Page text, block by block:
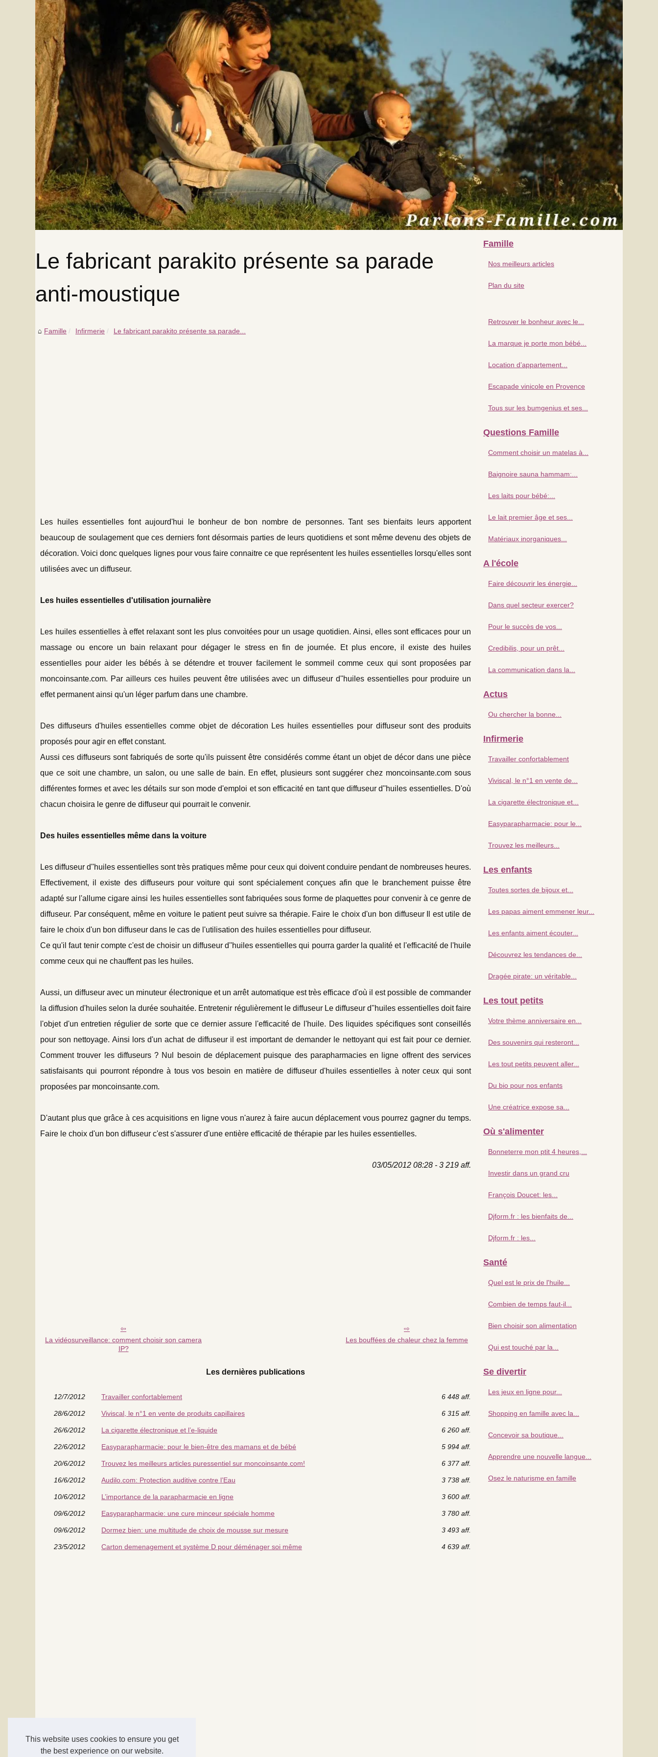
This website uses cookies to ensure you get
the best experience on our website.
Le fabricant parakito présente sa parade
anti-moustique
Famille Infirmerie Le fabricant parakito présente sa parade...
Les huiles essentielles font aujourd'hui le bonheur de bon nombre de personnes. Tant ses bienfaits leurs apportent
beaucoup de soulagement que ces derniers font désormais parties de leurs quotidiens et sont même devenu des objets de
décoration. Voici donc quelques lignes pour vous faire connaitre ce que représentent les huiles essentielles lorsqu'elles sont
utilisées avec un diffuseur.
Les huiles essentielles d'utilisation journalière
Les huiles essentielles à effet relaxant sont les plus convoitées pour un usage quotidien. Ainsi, elles sont efficaces pour un
massage ou encore un bain relaxant pour dégager le stress en fin de journée. Et plus encore, il existe des huiles
essentielles pour aider les bébés à se détendre et trouver facilement le sommeil comme ceux qui sont proposées par
moncoinsante.com. Par ailleurs ces huiles peuvent être utilisées avec un diffuseur d''huiles essentielles pour produire un
effet permanent ainsi qu'un léger parfum dans une chambre.
Des diffuseurs d'huiles essentielles comme objet de décoration Les huiles essentielles pour diffuseur sont des produits
proposés pour agir en effet constant.
Aussi ces diffuseurs sont fabriqués de sorte qu'ils puissent être considérés comme étant un objet de décor dans une pièce
que ce soit une chambre, un salon, ou une salle de bain. En effet, plusieurs sont suggérer chez moncoinsante.com sous
différentes formes et avec les détails sur son mode d'emploi et son efficacité en tant que diffuseur d''huiles essentielles. D'où
chacun choisira le genre de diffuseur qui pourrait le convenir.
Des huiles essentielles même dans la voiture
Les diffuseur d''huiles essentielles sont très pratiques même pour ceux qui doivent conduire pendant de nombreuses heures.
Effectivement, il existe des diffuseurs pour voiture qui sont spécialement conçues afin que le branchement puisse être
adapté sur l'allume cigare ainsi les huiles essentielles sont fabriquées sous forme de plaquettes pour convenir à ce genre de
diffuseur. Par conséquent, même en voiture le patient peut suivre sa thérapie. Faire le choix d'un bon diffuseur Il est utile de
faire le choix d'un bon diffuseur dans le cas de l'utilisation des huiles essentielles pour diffuseur.
Ce qu'il faut tenir compte c'est de choisir un diffuseur d''huiles essentielles qui pourra garder la qualité et l'efficacité de l'huile
comme ceux qui ne chauffent pas les huiles.
Aussi, un diffuseur avec un minuteur électronique et un arrêt automatique est très efficace d'où il est possible de commander
la diffusion d'huiles selon la durée souhaitée. Entretenir régulièrement le diffuseur Le diffuseur d''huiles essentielles doit faire
l'objet d'un entretien régulier de sorte que ce dernier assure l'efficacité de l'huile. Des liquides spécifiques sont conseillés
pour son nettoyage. Ainsi lors d'un achat de diffuseur il est important de demander le nettoyant qui est fait pour ce dernier.
Comment trouver les diffuseurs ? Nul besoin de déplacement puisque des parapharmacies en ligne offrent des services
satisfaisants qui pourront répondre à tous vos besoin en matière de diffuseur d'huiles essentielles à noter ceux qui sont
proposées par moncoinsante.com.
D'autant plus que grâce à ces acquisitions en ligne vous n'aurez à faire aucun déplacement vous pourrez gagner du temps.
Faire le choix d'un bon diffuseur c'est s'assurer d'une entière efficacité de thérapie par les huiles essentielles.
03/05/2012 08:28 - 3 219 aff.
La vidéosurveillance: comment choisir son camera
IP?
Les bouffées de chaleur chez la femme
Les dernières publications
12/7/2012 Travailler confortablement 6 448 aff.
28/6/2012 Viviscal, le n°1 en vente de produits capillaires 6 315 aff.
26/6/2012 La cigarette électronique et l’e-liquide 6 260 aff.
22/6/2012 Easyparapharmacie: pour le bien-être des mamans et de bébé 5 994 aff.
20/6/2012 Trouvez les meilleurs articles puressentiel sur moncoinsante.com! 6 377 aff.
16/6/2012 Audilo.com: Protection auditive contre l’Eau 3 738 aff.
10/6/2012 L’importance de la parapharmacie en ligne 3 600 aff.
09/6/2012 Easyparapharmacie: une cure minceur spéciale homme 3 780 aff.
09/6/2012 Dormez bien: une multitude de choix de mousse sur mesure 3 493 aff.
23/5/2012 Carton demenagement et système D pour déménager soi même 4 639 aff.
Famille
Nos meilleurs articles
Plan du site
Retrouver le bonheur avec le...
La marque je porte mon bébé...
Location d’appartement...
Escapade vinicole en Provence
Tous sur les bumgenius et ses...
Questions Famille
Comment choisir un matelas à...
Baignoire sauna hammam:...
Les laits pour bébé:...
Le lait premier âge et ses...
Matériaux inorganiques...
A l'école
Faire découvrir les énergie...
Dans quel secteur exercer?
Pour le succès de vos...
Credibilis, pour un prêt...
La communication dans la...
Actus
Ou chercher la bonne...
Infirmerie
Travailler confortablement
Viviscal, le n°1 en vente de...
La cigarette électronique et...
Easyparapharmacie: pour le...
Trouvez les meilleurs...
Les enfants
Toutes sortes de bijoux et...
Les papas aiment emmener leur...
Les enfants aiment écouter...
Découvrez les tendances de...
Dragée pirate: un véritable...
Les tout petits
Votre thème anniversaire en...
Des souvenirs qui resteront...
Les tout petits peuvent aller...
Du bio pour nos enfants
Une créatrice expose sa...
Où s'alimenter
Bonneterre mon ptit 4 heures,...
Investir dans un grand cru
François Doucet: les...
Djform.fr : les bienfaits de...
Djform.fr : les...
Santé
Quel est le prix de l'huile...
Combien de temps faut-il...
Bien choisir son alimentation
Qui est touché par la...
Se divertir
Les jeux en ligne pour...
Shopping en famille avec la...
Concevoir sa boutique...
Apprendre une nouvelle langue...
Osez le naturisme en famille